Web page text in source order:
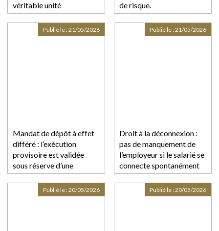
véritable unité
contractuelle des
créances !
de risque.
Mandat de dépôt à effet
différé : l’exécution
provisoire est validée
sous réserve d’une
motivation renforcée du
Publié le :21/05/2026
Droit à la déconnexion :
pas de manquement de
l’employeur si le salarié se
connecte spontanément
Publié le :21/05/2026
Publié le :20/05/2026 Publié le :20/05/2026